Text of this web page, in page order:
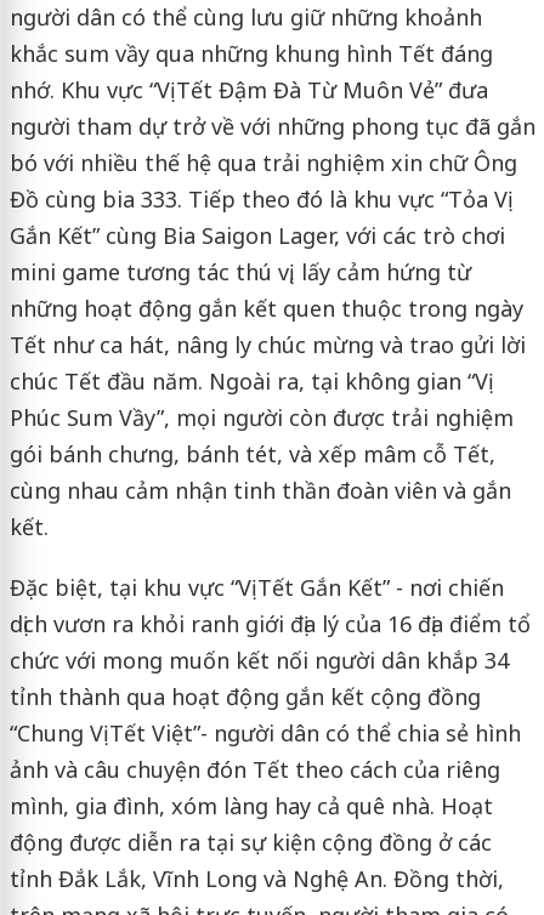
người dân có thể cùng lưu giữ những khoảnh
khắc sum vầy qua những khung hình Tết đáng
nhớ. Khu vực “Vị Tết Đậm Đà Từ Muôn Vẻ” đưa
người tham dự trở về với những phong tục đã gắn
bó với nhiều thế hệ qua trải nghiệm xin chữ Ông
Đồ cùng bia 333. Tiếp theo đó là khu vực “Tỏa Vị
Gắn Kết” cùng Bia Saigon Lager, với các trò chơi
mini game tương tác thú vị, lấy cảm hứng từ
những hoạt động gắn kết quen thuộc trong ngày
Tết như ca hát, nâng ly chúc mừng và trao gửi lời
chúc Tết đầu năm. Ngoài ra, tại không gian “Vị
Phúc Sum Vầy”, mọi người còn được trải nghiệm
gói bánh chưng, bánh tét, và xếp mâm cỗ Tết,
cùng nhau cảm nhận tinh thần đoàn viên và gắn
kết.
Đặc biệt, tại khu vực “Vị Tết Gắn Kết” - nơi chiến
dịch vươn ra khỏi ranh giới địa lý của 16 địa điểm tổ
chức với mong muốn kết nối người dân khắp 34
tỉnh thành qua hoạt động gắn kết cộng đồng
“Chung Vị Tết Việt”- người dân có thể chia sẻ hình
ảnh và câu chuyện đón Tết theo cách của riêng
mình, gia đình, xóm làng hay cả quê nhà. Hoạt
động được diễn ra tại sự kiện cộng đồng ở các
tỉnh Đắk Lắk, Vĩnh Long và Nghệ An. Đồng thời,